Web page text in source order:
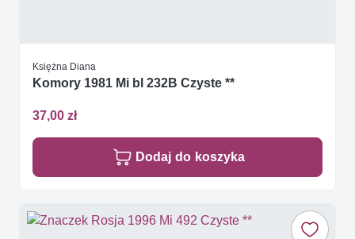
Księżna Diana
Komory 1981 Mi bl 232B Czyste **
37,00 zł
Dodaj do koszyka